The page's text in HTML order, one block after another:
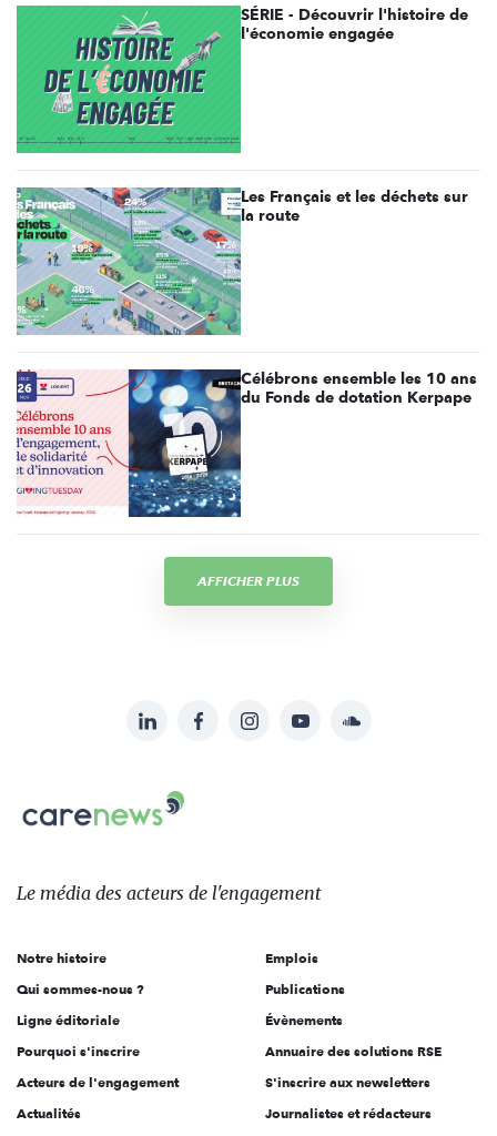
SÉRIE - Découvrir l'histoire de
l'économie engagée
Les Français et les déchets sur
la route
Célébrons ensemble les 10 ans
du Fonds de dotation Kerpape
AFFICHER PLUS
sur:
LinkedInFacebookInstagramYouTubeSoundcloud
Le
des
l'engagement
Le média des acteurs de l'engagement
Notre histoire
Qui sommes-nous ?
Ligne éditoriale
Pourquoi s'inscrire
Acteurs de l'engagement
Actualités
Emplois
Publications
Évènements
Annuaire des solutions RSE
S'inscrire aux newsletters
Journalistes et rédacteurs